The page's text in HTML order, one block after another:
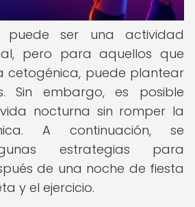
ser una actividad
pero para aquellos que
cetogénica, puede plantear
Sin embargo, es posible
nocturna sin romper la
A continuación, se
estrategias para
de una noche de fiesta
y el ejercicio.